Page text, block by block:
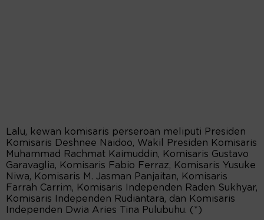
Lalu, kewan komisaris perseroan meliputi Presiden
Komisaris Deshnee Naidoo, Wakil Presiden Komisaris
Muhammad Rachmat Kaimuddin, Komisaris Gustavo
Garavaglia, Komisaris Fabio Ferraz, Komisaris Yusuke
Niwa, Komisaris M. Jasman Panjaitan, Komisaris
Farrah Carrim, Komisaris Independen Raden Sukhyar,
Komisaris Independen Rudiantara, dan Komisaris
Independen Dwia Aries Tina Pulubuhu. (*)